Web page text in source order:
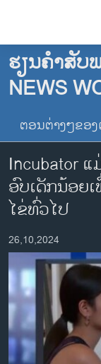
ເຂົ້າ
ຫາ
ຂ້າມ
ຫາ
ຊອກ
ຄົ້ນ
ໂຮມເພຈ
ລາວ
ອາເມຣິກາ
ການເລືອກຕັ້ງ ປະທ
ຂ່າວ​ຈີນ
ໂລກ
ອິດສະຫຼະພາບດ້ານ
ຊີວິດຊາວລາວ
ຊຸມຊົນຊາວລາວ
ວິທະຍາສາດ-ເທັກໂ
ທຸລະກິດ
ຮຽນຄຳສັບ
NEWS
ຕອນຕ່າງໆຂອງ
Incubator
ອົບເດັກນ້ອຍ
ໄຂ່ທົ່ວໄປ
26,10,2024
No